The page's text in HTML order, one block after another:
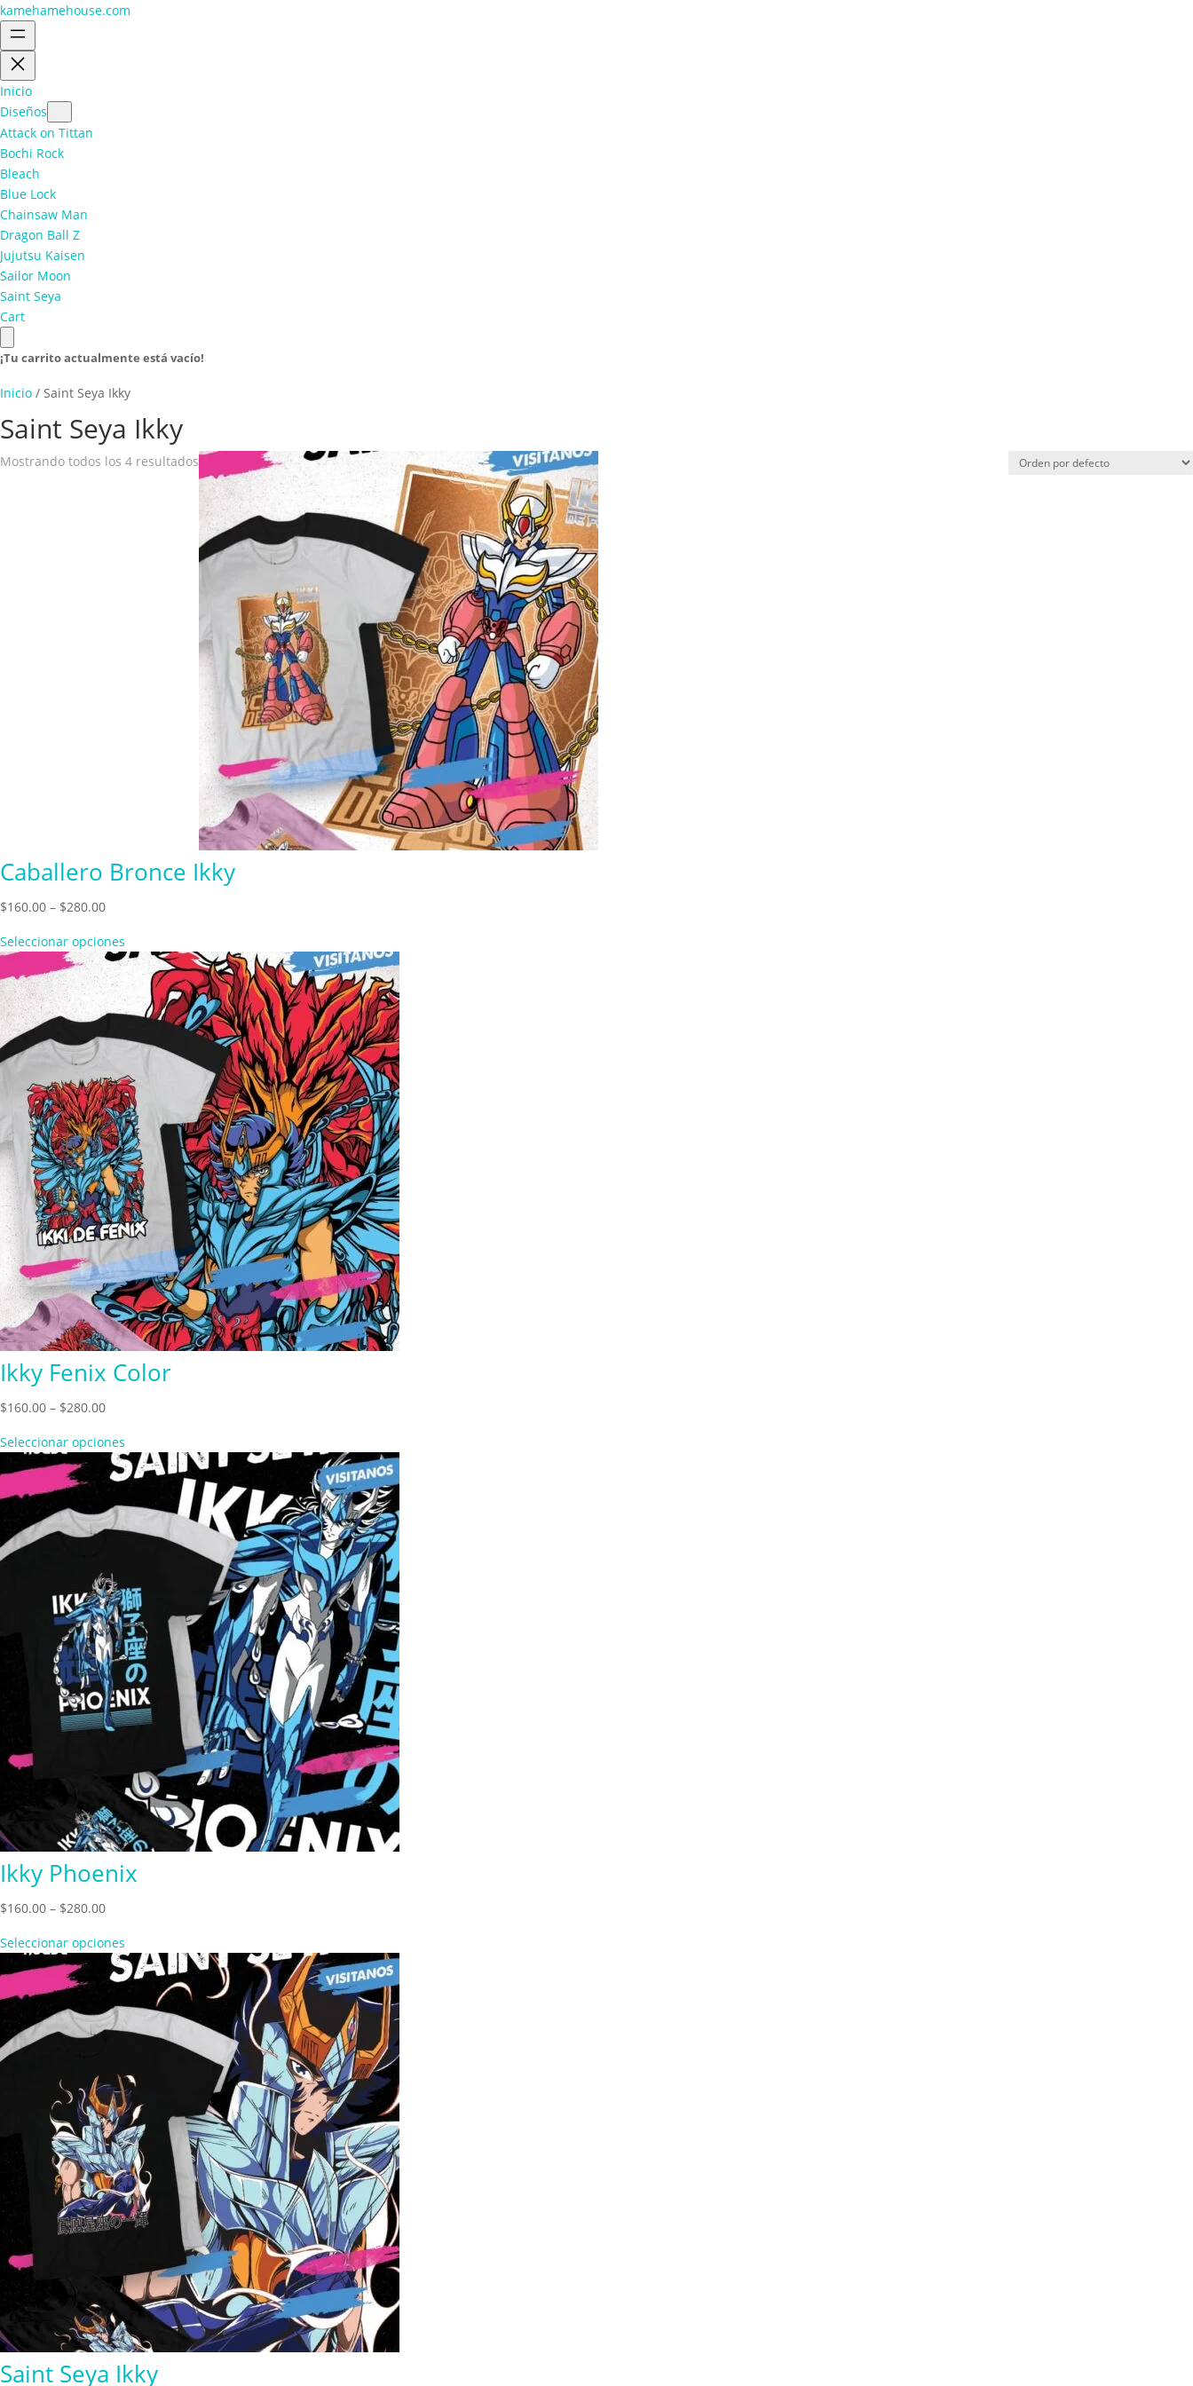
kamehamehouse.com
Inicio
Diseños
Attack on Tittan
Bochi Rock
Bleach
Blue Lock
Chainsaw Man
Dragon Ball Z
Jujutsu Kaisen
Sailor Moon
Saint Seya
Cart
¡Tu carrito actualmente está vacío!
Inicio / Saint Seya Ikky
Saint Seya Ikky
Mostrando todos los 4 resultados
Caballero Bronce Ikky
$160.00 – $280.00Price
$160.00
through
$280.00
Seleccionar opciones
Ikky Fenix Color
$160.00 – $280.00Price
$160.00
through
$280.00
Seleccionar opciones
Ikky Phoenix
$160.00 – $280.00Price
$160.00
through
$280.00
Seleccionar opciones
Saint Seya Ikky